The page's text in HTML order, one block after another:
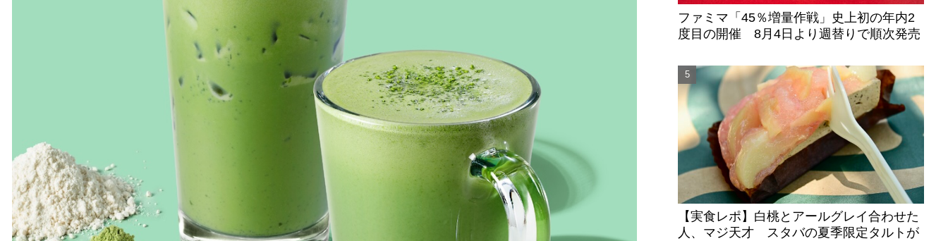
ファミマ「45％増量作戦」史上初の年内2
度目の開催 8月4日より週替りで順次発売
【実食レポ】白桃とアールグレイ合わせた
人、マジ天才 スタバの夏季限定タルトが